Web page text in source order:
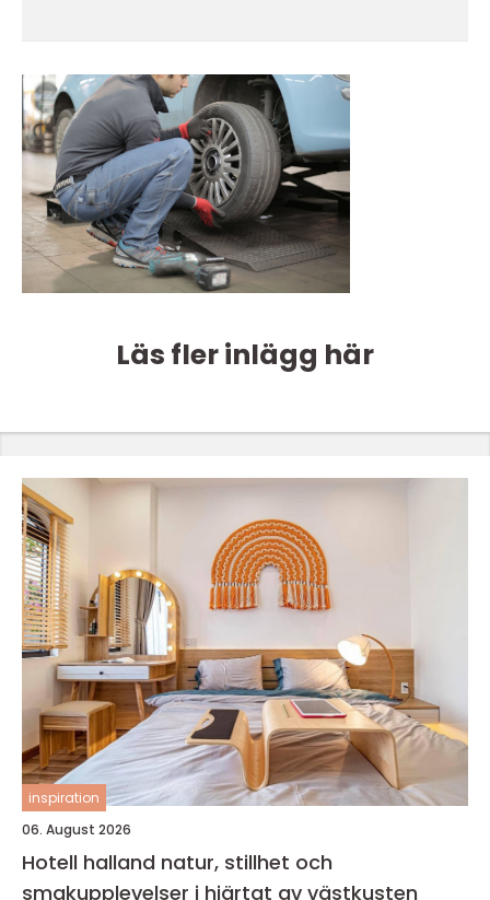
Läs fler inlägg här
inspiration
06. August 2026
Hotell halland natur, stillhet och
smakupplevelser i hjärtat av västkusten